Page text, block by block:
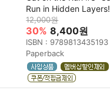
Run in Hidden Layers!
12,000원
30% 8,400원
ISBN : 9789813435193
Paperback